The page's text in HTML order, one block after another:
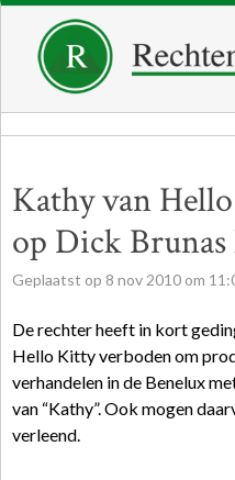
Kathy van
op Dick
Geplaatst op 8 nov 2010 om
De rechter heeft in kort
Hello Kitty verboden om
verhandelen in de Benelux
van “Kathy”. Ook mogen
verleend.